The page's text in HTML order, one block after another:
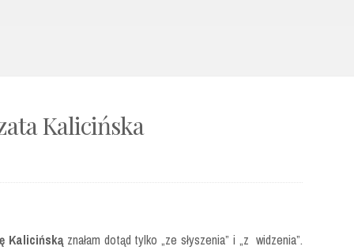
Kalicińska
Kalicińskąznałam dotąd tylko „ze słyszenia” i „z widzenia”.